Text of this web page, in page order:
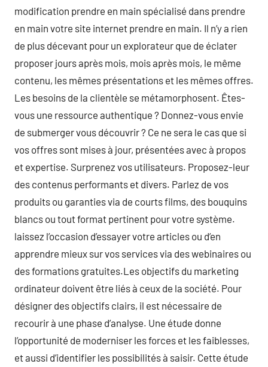
modification prendre en main spécialisé dans prendre
en main votre site internet prendre en main. Il n’y a rien
de plus décevant pour un explorateur que de éclater
proposer jours après mois, mois après mois, le même
contenu, les mêmes présentations et les mêmes offres.
Les besoins de la clientèle se métamorphosent. Êtes-
vous une ressource authentique ? Donnez-vous envie
de submerger vous découvrir ? Ce ne sera le cas que si
vos offres sont mises à jour, présentées avec à propos
et expertise. Surprenez vos utilisateurs. Proposez-leur
des contenus performants et divers. Parlez de vos
produits ou garanties via de courts films, des bouquins
blancs ou tout format pertinent pour votre système.
laissez l’occasion d’essayer votre articles ou d’en
apprendre mieux sur vos services via des webinaires ou
des formations gratuites.Les objectifs du marketing
ordinateur doivent être liés à ceux de la société. Pour
désigner des objectifs clairs, il est nécessaire de
recourir à une phase d’analyse. Une étude donne
l’opportunité de moderniser les forces et les faiblesses,
et aussi d’identifier les possibilités à saisir. Cette étude